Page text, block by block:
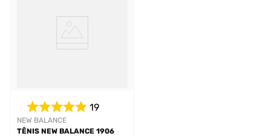
NEW BALANCE
19
TÊNIS NEW BALANCE 1906